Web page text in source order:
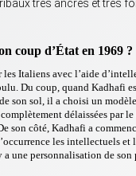
très ancrés et très
coup d’État en 1969 ?
Italiens avec l’aide
Du coup, quand Kadhafi
son sol, il a choisi un
délaissées par
son côté, Kadhafi a
les intellectuels
une personnalisation de